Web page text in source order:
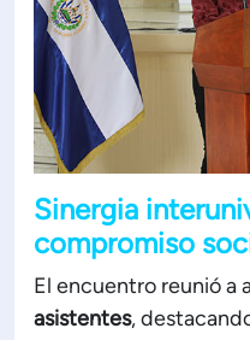
Sinergia
compromiso
El encuentro reunió a
asistentes,